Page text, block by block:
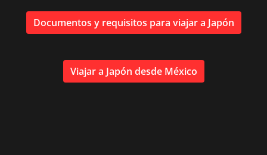
Documentos y requisitos para viajar a Japón
Viajar a Japón desde México